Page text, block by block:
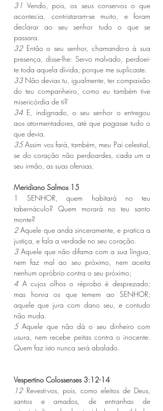
31 Vendo, pois, os seus conservos o que
acontecia, contristaram-se muito, e foram
declarar ao seu senhor tudo o que se
passara.
32 Então o seu senhor, chamando-o à sua
presença, disse-lhe: Servo malvado, perdoei-
te toda aquela dívida, porque me suplicaste.
33 Não devias tu, igualmente, ter compaixão
do teu companheiro, como eu também tive
misericórdia de ti?
34 E, indignado, o seu senhor o entregou
aos atormentadores, até que pagasse tudo o
que devia.
35 Assim vos fará, também, meu Pai celestial,
se do coração não perdoardes, cada um a
seu irmão, as suas ofensas.
Meridiano Salmos 15
1 SENHOR, quem habitará no teu
tabernáculo? Quem morará no teu santo
monte?
2 Aquele que anda sinceramente, e pratica a
justiça, e fala a verdade no seu coração.
3 Aquele que não difama com a sua língua,
nem faz mal ao seu próximo, nem aceita
nenhum opróbrio contra o seu próximo;
4 A cujos olhos o réprobo é desprezado;
mas honra os que temem ao SENHOR;
aquele que jura com dano seu, e contudo
não muda.
5 Aquele que não dá o seu dinheiro com
usura, nem recebe peitas contra o inocente.
Quem faz isto nunca será abalado.
Vespertino Colossenses 3:12-14
12 Revesti-vos, pois, como eleitos de Deus,
santos e amados, de entranhas de